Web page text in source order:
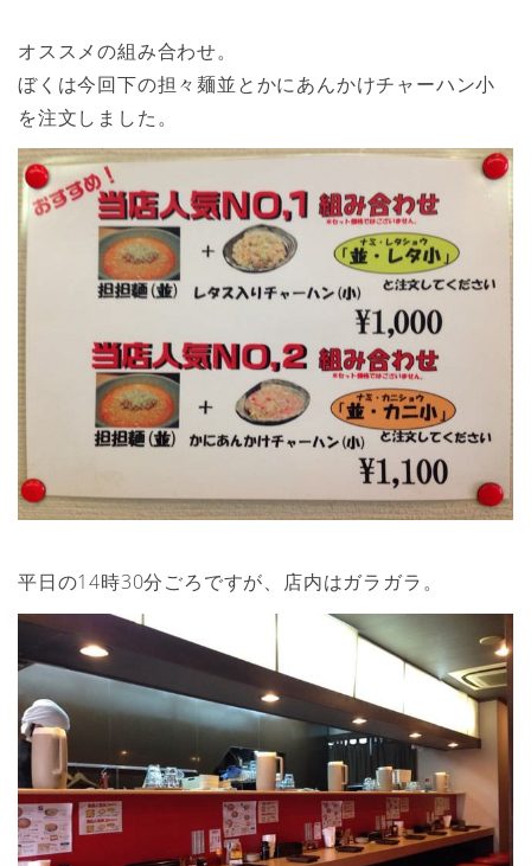
オススメの組み合わせ。
ぼくは今回下の担々麺並とかにあんかけチャーハン小
を注文しました。
平日の14時30分ごろですが、店内はガラガラ。